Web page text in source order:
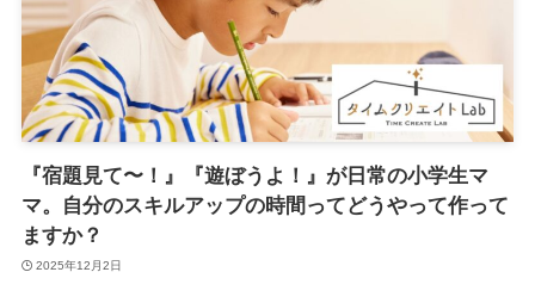
『宿題見て〜！』『遊ぼうよ！』が日常の小学生マ
マ。自分のスキルアップの時間ってどうやって作って
ますか？
2025年12月2日